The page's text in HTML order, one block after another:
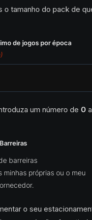
o tamanho do pack de
de jogos por época
um número de 0 a
barreiras
minhas próprias ou o meu
o seu